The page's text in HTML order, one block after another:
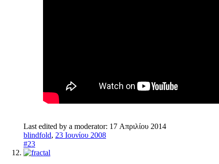
Last edited by a moderator: 17 Απριλίου 2014
blindfold, 23 Ιουνίου 2008
#23